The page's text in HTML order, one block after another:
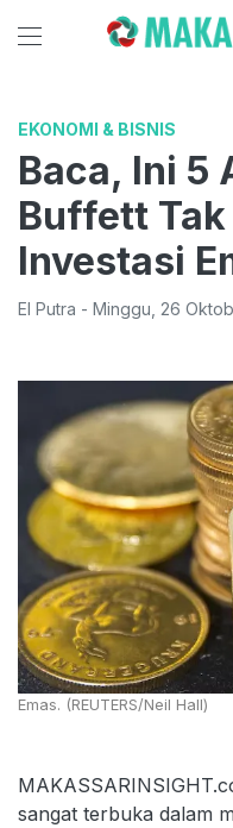
EKONOMI & BISNIS
Baca, Ini 5
Buffett
Investasi
El Putra - Minggu 26
Emas. (REUTERS/Neil Hall)
sangat terbuka dalam